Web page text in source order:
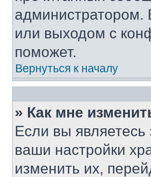
администратором.
или выходом с
поможет.
Вернуться к началу
» Как мне
Если вы
ваши настройки
изменить их,